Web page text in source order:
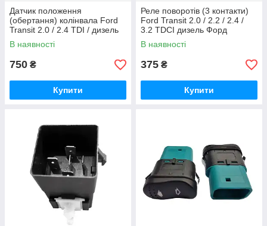
Датчик положення
(обертання) колінвала Ford
Transit 2.0 / 2.4 TDI / дизель
Форд Транзит 2000-2006,
948F6C315AA
В наявності
750 ₴
Купити
Реле поворотів (3 контакти)
Ford Transit 2.0 / 2.2 / 2.4 /
3.2 TDCI дизель Форд
Транзит 2000-2013,
GVT13350AA
В наявності
375 ₴
Купити